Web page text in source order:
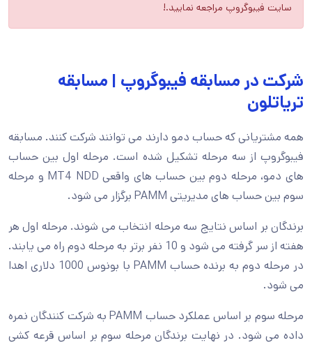
سایت فیبوگروپ مراجعه نمایید.!
شرکت در مسابقه فیبوگروپ | مسابقه
تریاتلون
همه مشتریانی که حساب دمو دارند می توانند شرکت کنند. مسابقه
فیبوگروپ از سه مرحله تشکیل شده است. مرحله اول بین حساب
های دمو، مرحله دوم بین حساب های واقعی MT4 NDD و مرحله
سوم بین حساب های مدیریتی PAMM برگزار می شود.
برندگان بر اساس نتایج سه مرحله انتخاب می شوند. مرحله اول هر
هفته از سر گرفته می شود و 10 نفر برتر به مرحله دوم راه می یابند.
در مرحله دوم به برنده حساب PAMM با بونوس 1000 دلاری اهدا
می شود.
مرحله سوم بر اساس عملکرد حساب PAMM به شرکت کنندگان نمره
داده می شود. در نهایت برندگان مرحله سوم بر اساس قرعه کشی